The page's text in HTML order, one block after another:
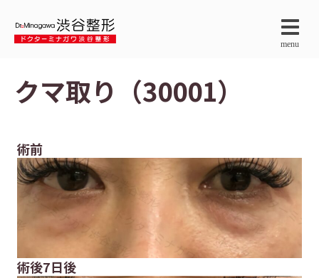
menu
クマ取り（30001）
術前
術後7日後